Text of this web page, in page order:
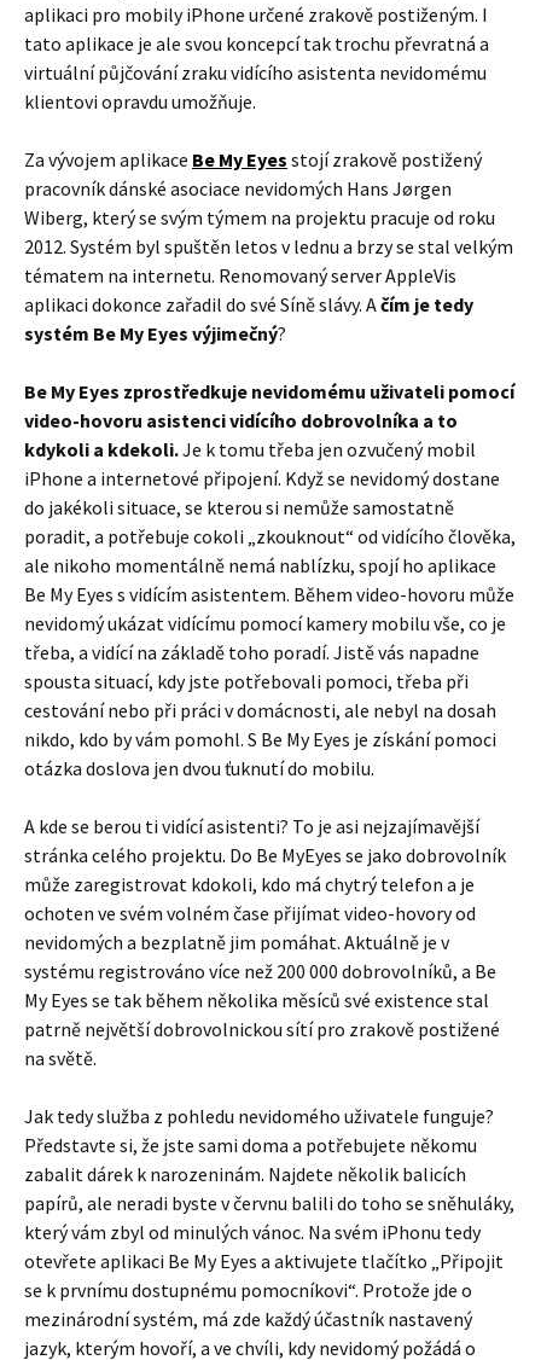
aplikaci pro mobily iPhone určené zrakově postiženým. I
tato aplikace je ale svou koncepcí tak trochu převratná a
virtuální půjčování zraku vidícího asistenta nevidomému
klientovi opravdu umožňuje.
Za vývojem aplikace Be My Eyes stojí zrakově postižený
pracovník dánské asociace nevidomých Hans Jørgen
Wiberg, který se svým týmem na projektu pracuje od roku
2012. Systém byl spuštěn letos v lednu a brzy se stal velkým
tématem na internetu. Renomovaný server AppleVis
aplikaci dokonce zařadil do své Síně slávy. Ačím je tedy
systém Be My Eyes výjimečný?
Be My Eyes zprostředkuje nevidomému uživateli pomocí
video-hovoru asistenci vidícího dobrovolníka a to
kdykoli a kdekoli.Je k tomu třeba jen ozvučený mobil
iPhone a internetové připojení. Když se nevidomý dostane
do jakékoli situace, se kterou si nemůže samostatně
poradit, a potřebuje cokoli „zkouknout“ od vidícího člověka,
ale nikoho momentálně nemá nablízku, spojí ho aplikace
Be My Eyes s vidícím asistentem. Během video-hovoru může
nevidomý ukázat vidícímu pomocí kamery mobilu vše, co je
třeba, a vidící na základě toho poradí. Jistě vás napadne
spousta situací, kdy jste potřebovali pomoci, třeba při
cestování nebo při práci v domácnosti, ale nebyl na dosah
nikdo, kdo by vám pomohl. S Be My Eyes je získání pomoci
otázka doslova jen dvou ťuknutí do mobilu.
A kde se berou ti vidící asistenti? To je asi nejzajímavější
stránka celého projektu. Do Be MyEyes se jako dobrovolník
může zaregistrovat kdokoli, kdo má chytrý telefon a je
ochoten ve svém volném čase přijímat video-hovory od
nevidomých a bezplatně jim pomáhat. Aktuálně je v
systému registrováno více než 200 000 dobrovolníků, a Be
My Eyes se tak během několika měsíců své existence stal
patrně největší dobrovolnickou sítí pro zrakově postižené
na světě.
Jak tedy služba z pohledu nevidomého uživatele funguje?
Představte si, že jste sami doma a potřebujete někomu
zabalit dárek k narozeninám. Najdete několik balicích
papírů, ale neradi byste v červnu balili do toho se sněhuláky,
který vám zbyl od minulých vánoc. Na svém iPhonu tedy
otevřete aplikaci Be My Eyes a aktivujete tlačítko „Připojit
se k prvnímu dostupnému pomocníkovi“. Protože jde o
mezinárodní systém, má zde každý účastník nastavený
jazyk, kterým hovoří, a ve chvíli, kdy nevidomý požádá o